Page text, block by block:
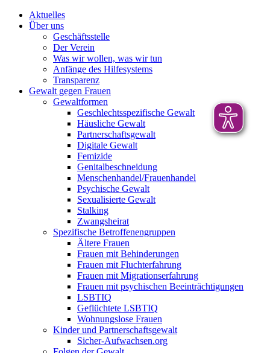
Aktuelles
Über uns
Geschäftsstelle
Der Verein
Was wir wollen, was wir tun
Anfänge des Hilfesystems
Transparenz
Gewalt gegen Frauen
Gewaltformen
Geschlechtsspezifische Gewalt
Häusliche Gewalt
Partnerschaftsgewalt
Digitale Gewalt
Femizide
Genitalbeschneidung
Menschenhandel/Frauenhandel
Psychische Gewalt
Sexualisierte Gewalt
Stalking
Zwangsheirat
Spezifische Betroffenengruppen
Ältere Frauen
Frauen mit Behinderungen
Frauen mit Fluchterfahrung
Frauen mit Migrationserfahrung
Frauen mit psychischen Beeinträchtigungen
LSBTIQ
Geflüchtete LSBTIQ
Wohnungslose Frauen
Kinder und Partnerschaftsgewalt
Sicher-Aufwachsen.org